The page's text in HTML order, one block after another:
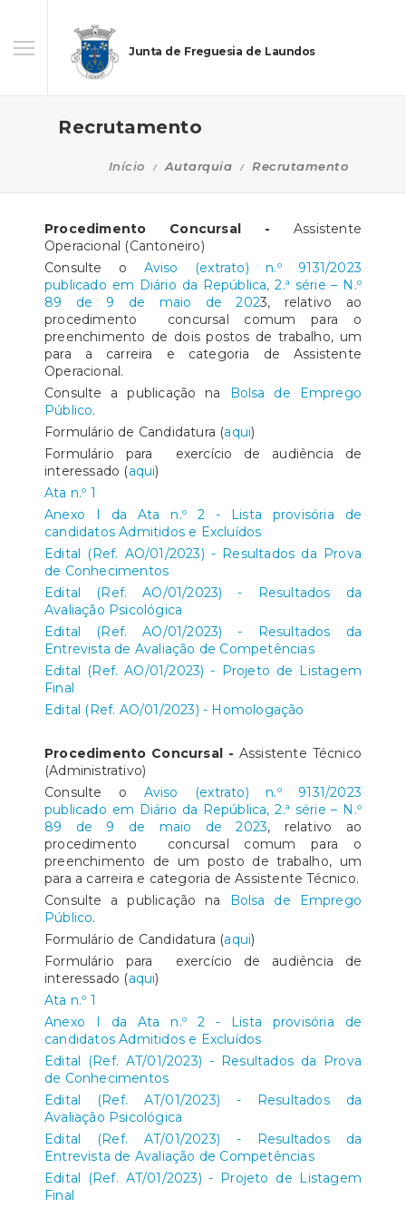
Junta de Freguesia de Laundos
Recrutamento
Início Autarquia Recrutamento
Procedimento Concursal - Assistente
Operacional (Cantoneiro)
Consulte o Aviso (extrato) n.º 9131/2023
publicado em Diário da República, 2.ª série – N.º
89 de 9 de maio de 2023, relativo ao
procedimento concursal comum para o
preenchimento de dois postos de trabalho, um
para a carreira e categoria de Assistente
Operacional.
Consulte a publicação na Bolsa de Emprego
Público.
Formulário de Candidatura (aqui)
Formulário para exercício de audiência de
interessado (aqui)
Ata n.º 1
Anexo I da Ata n.º 2 - Lista provisória de
candidatos Admitidos e Excluídos
Edital (Ref. AO/01/2023) - Resultados da Prova
de Conhecimentos
Edital (Ref. AO/01/2023) - Resultados da
Avaliação Psicológica
Edital (Ref. AO/01/2023) - Resultados da
Entrevista de Avaliação de Competências
Edital (Ref. AO/01/2023) - Projeto de Listagem
Final
Edital (Ref. AO/01/2023) - Homologação
Procedimento Concursal - Assistente Técnico
(Administrativo)
Consulte o Aviso (extrato) n.º 9131/2023
publicado em Diário da República, 2.ª série – N.º
89 de 9 de maio de 2023, relativo ao
procedimento concursal comum para o
preenchimento de um posto de trabalho, um
para a carreira e categoria de Assistente Técnico.
Consulte a publicação na Bolsa de Emprego
Público.
Formulário de Candidatura (aqui)
Formulário para exercício de audiência de
interessado (aqui)
Ata n.º 1
Anexo I da Ata n.º 2 - Lista provisória de
candidatos Admitidos e Excluídos
Edital (Ref. AT/01/2023) - Resultados da Prova
de Conhecimentos
Edital (Ref. AT/01/2023) - Resultados da
Avaliação Psicológica
Edital (Ref. AT/01/2023) - Resultados da
Entrevista de Avaliação de Competências
Edital (Ref. AT/01/2023) - Projeto de Listagem
Final